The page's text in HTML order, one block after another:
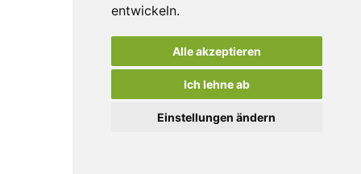
entwickeln.
Alle akzeptieren
Ich lehne ab
Einstellungen ändern